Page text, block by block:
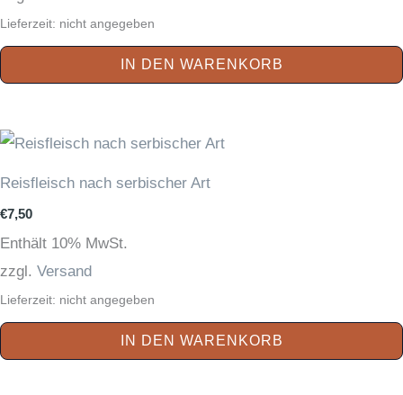
Lieferzeit: nicht angegeben
IN DEN WARENKORB
Reisfleisch nach serbischer Art
€7,50
Enthält 10% MwSt.
zzgl. Versand
Lieferzeit: nicht angegeben
IN DEN WARENKORB